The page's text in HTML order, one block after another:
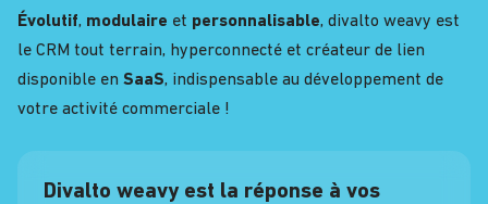
Évolutif, modulaire et personnalisable, divalto weavy est
le CRM tout terrain, hyperconnecté et créateur de lien
disponible en SaaS, indispensable au développement de
votre activité commerciale !
Divalto weavy est la réponse à vos